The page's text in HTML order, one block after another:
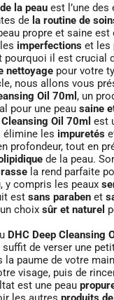
la peauest l’une des
de la routine de
propre et saine
imperfectionset les
pourquoi il est crucial
nettoyagepour votre
nous allons vous
Oil 70ml , un
pour une peau saine
Oil 70ml est
les impuretés
profondeur, tout en
de la peau.
la rend parfaite
y compris les peaux
est sans parabenet
choix sûr et naturel
DHC Deep Cleansing
de verser une
la paume de votre
visage, puis de
est une peau